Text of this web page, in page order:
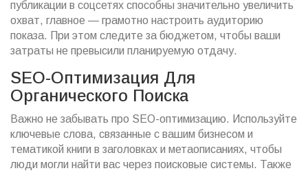
публикации в соцсетях способны значительно увеличить
охват, главное — грамотно настроить аудиторию
показа. При этом следите за бюджетом, чтобы ваши
затраты не превысили планируемую отдачу.
SEO-Оптимизация Для
Органического Поиска
Важно не забывать про SEO-оптимизацию. Используйте
ключевые слова, связанные с вашим бизнесом и
тематикой книги в заголовках и метаописаниях, чтобы
люди могли найти вас через поисковые системы. Также